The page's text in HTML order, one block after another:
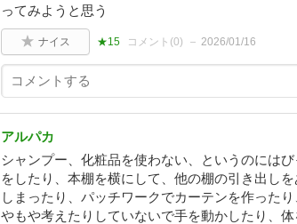
ってみようと思う
ナイス ★15 コメント(0) 2026/01/16
アルパカ
シャンプー、化粧品を使わない、というのには
をしたり、本棚を横にして、他の棚の引き出し
しまったり、パッチワークでカーテンを作った
やもや考えたりしていないで手を動かしたり、